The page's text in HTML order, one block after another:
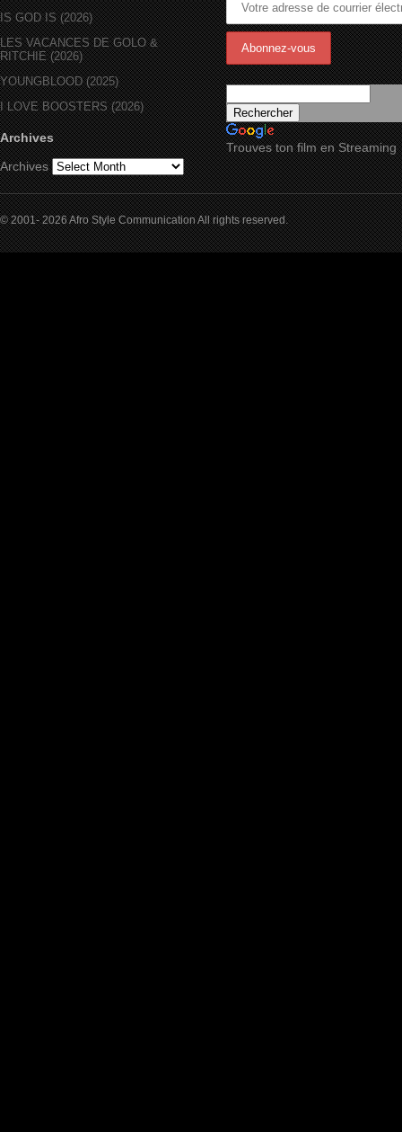
IS GOD IS (2026)
LES VACANCES DE GOLO &
RITCHIE (2026)
YOUNGBLOOD (2025)
I LOVE BOOSTERS (2026)
Archives
Archives
Trouves ton film en Streaming
© 2001- 2026 Afro Style Communication All rights reserved.